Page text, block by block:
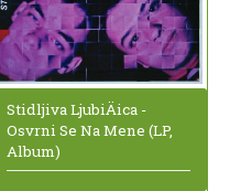
Stidljiva LjubiÄica -
Osvrni Se Na Mene (LP,
Album)